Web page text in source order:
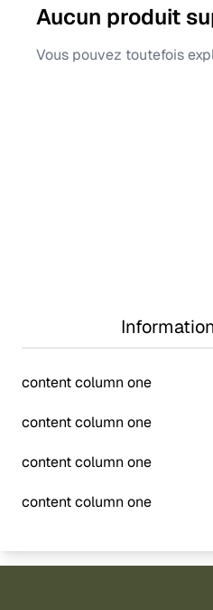
Aucun produit
Vous pouvez toutefois
Information
content column one
content column one
content column one
content column one